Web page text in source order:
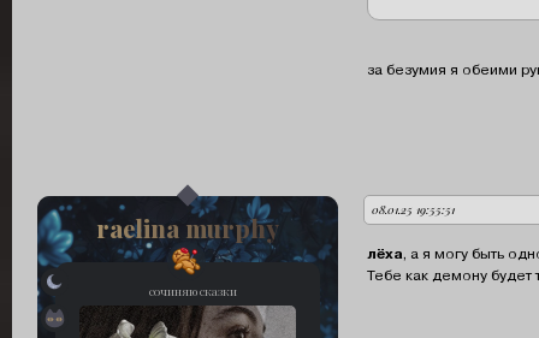
за безумия я обеими
08.01.25 19:55:51
сочиняю сказки
вампир
автор:
raelina murphy
лёха, а я могу быть
Тебе как демону будет